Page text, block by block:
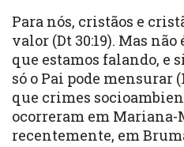
Para nós, cristãos e
valor (Dt 30:19). Mas
que estamos falando, e
só o Pai pode mensurar
que crimes
ocorreram em Mariana-
recentemente, em